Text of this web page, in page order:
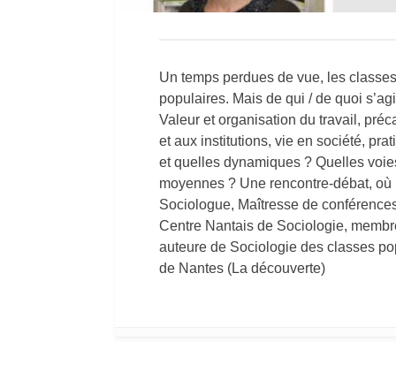
Un temps perdues de vue, les
populaires. Mais de qui / de quoi
Valeur et organisation du travail,
et aux institutions, vie en société,
et quelles dynamiques ? Quelles
moyennes ? Une rencontre-débat,
Sociologue, Maîtresse de
Centre Nantais de Sociologie,
auteure de Sociologie des classes
de Nantes (La découverte)